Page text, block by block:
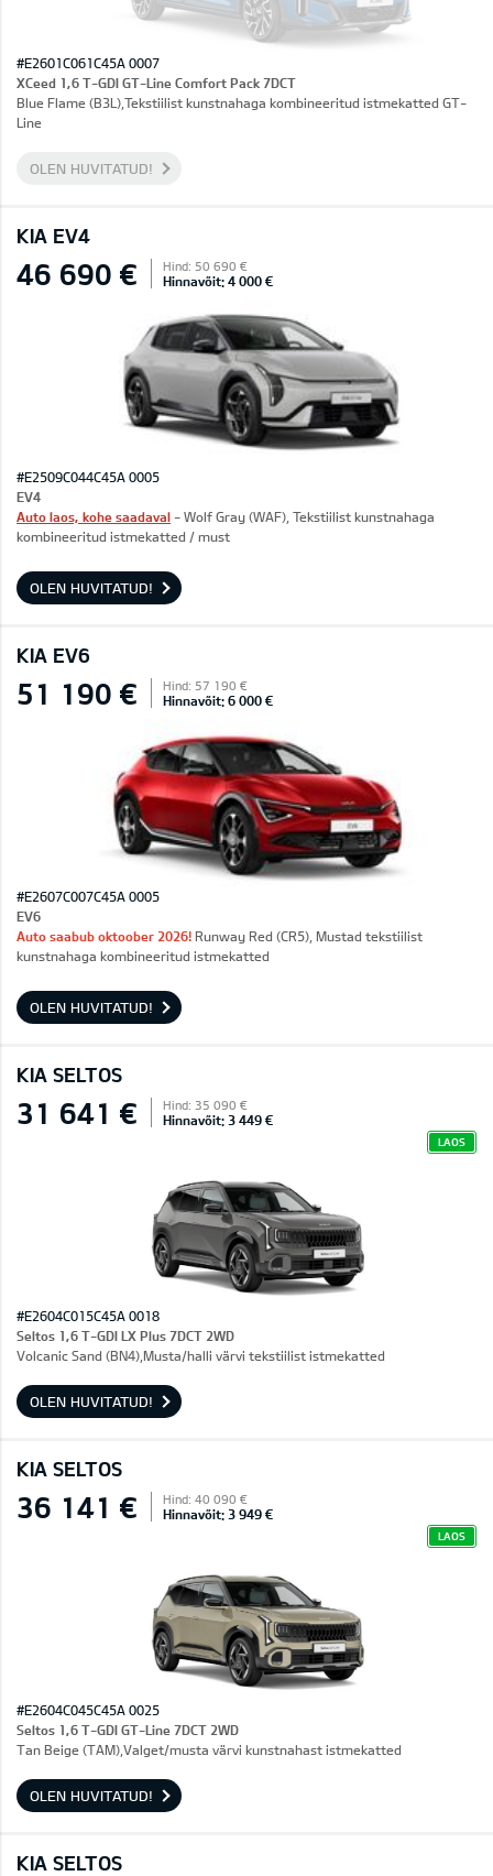
#E2601C061C45A 0007
XCeed 1,6 T-GDI GT-Line Comfort Pack 7DCT
Blue Flame (B3L),Tekstiilist kunstnahaga kombineeritud istmekatted GT-
Line
OLEN HUVITATUD!
KIA EV4
46 690 € Hind: 50 690 €
Hinnavõit: 4 000 €
#E2509C044C45A 0005
EV4
Auto laos, kohe saadaval - Wolf Gray (WAF), Tekstiilist kunstnahaga
kombineeritud istmekatted / must
OLEN HUVITATUD!
KIA EV6
51 190 € Hind: 57 190 €
Hinnavõit: 6 000 €
#E2607C007C45A 0005
EV6
Auto saabub oktoober 2026! Runway Red (CR5), Mustad tekstiilist
kunstnahaga kombineeritud istmekatted
OLEN HUVITATUD!
KIA SELTOS
31 641 € Hind: 35 090 €
Hinnavõit: 3 449 €
LAOS
#E2604C015C45A 0018
Seltos 1,6 T-GDI LX Plus 7DCT 2WD
Volcanic Sand (BN4),Musta/halli värvi tekstiilist istmekatted
OLEN HUVITATUD!
KIA SELTOS
36 141 € Hind: 40 090 €
Hinnavõit: 3 949 €
LAOS
#E2604C045C45A 0025
Seltos 1,6 T-GDI GT-Line 7DCT 2WD
Tan Beige (TAM),Valget/musta värvi kunstnahast istmekatted
OLEN HUVITATUD!
KIA SELTOS